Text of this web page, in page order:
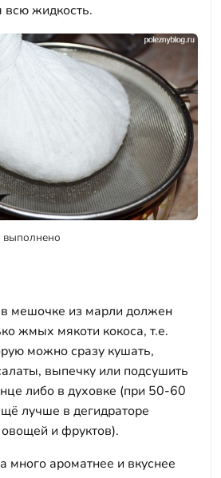
жидкость.
выполнено
в мешочке из марли должен
жмых мякоти кокоса, т.е.
можно сразу кушать,
выпечку или подсушить
либо в духовке (при 50-60
лучше в дегидраторе
и фруктов).
много ароматнее и вкуснее